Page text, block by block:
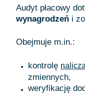
Audyt płacowy
wynagrodzeń i
Obejmuje m.in.:
kontrolę
zmiennych,
weryfikację